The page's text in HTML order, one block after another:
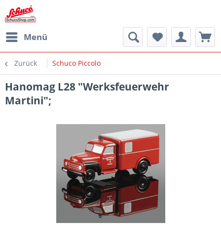
Menü
Zurück Schuco Piccolo
Hanomag L28 "Werksfeuerwehr
Martini";